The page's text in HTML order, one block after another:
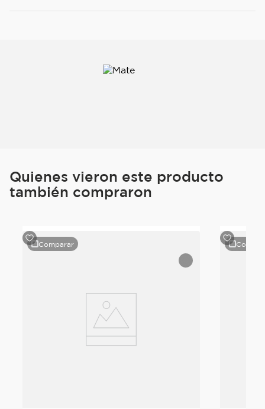
Quienes vieron este producto
también compraron
Comparar